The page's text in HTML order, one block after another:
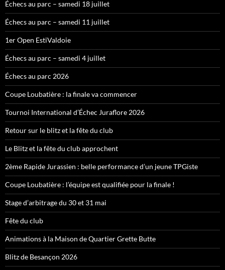
Échecs au parc – samedi 18 juillet
Échecs au parc – samedi 11 juillet
1er Open EstiValdoie
Échecs au parc – samedi 4 juillet
Échecs au parc 2026
Coupe Loubatière : la finale va commencer
Tournoi International d’Échec Juraflore 2026
Retour sur le blitz et la fête du club
Le Blitz et la fête du club approchent
2ème Rapide Jurassien : belle performance d’un jeune TPGiste
Coupe Loubatière : l’équipe est qualifiée pour la finale !
Stage d’arbitrage du 30 et 31 mai
Fête du club
Animations à la Maison de Quartier Grette Butte
Blitz de Besançon 2026